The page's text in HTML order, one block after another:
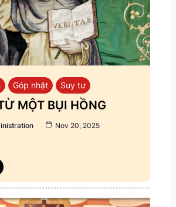
Góp nhặt Suy tư
MỘT BỤI HỒNG
Nov 20, 2025